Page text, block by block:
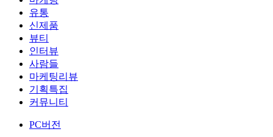
유통
신제품
뷰티
인터뷰
사람들
마케팅리뷰
기획특집
커뮤니티
PC버전